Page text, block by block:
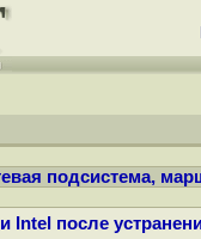
подсистема,
после